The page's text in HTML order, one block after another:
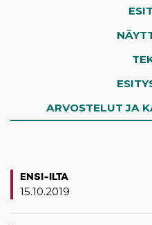
ARVOSTELUT JA
ENSI-ILTA
15.10.2019